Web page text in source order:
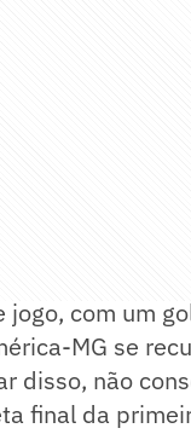
com um
MG se
disso, não
final da